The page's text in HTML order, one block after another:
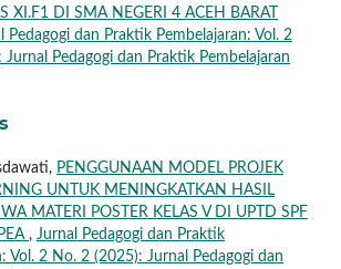
XI.F1 DI SMA NEGERI 4 ACEH BARAT
Pedagogi dan Praktik Pembelajaran: Vol. 2
Jurnal Pedagogi dan Praktik Pembelajaran
PENGGUNAAN MODEL PROJEK
UNTUK MENINGKATKAN HASIL
MATERI POSTER KELAS V DI UPTD SPF
, Jurnal Pedagogi dan Praktik
Vol. 2 No. 2 (2025): Jurnal Pedagogi dan